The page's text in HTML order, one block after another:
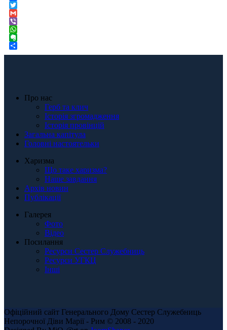
Facebook
Twitter
Gmail
Viber
WhatsApp
Evernote
Share
Про нас
Герб та клич
Історія згромадження
Історія провінцій
Загальна капітула
Головні настоятельки
Харизма
Що таке харизма?
Наше завдання
Архів новин
Публікації
Галерея
Фото
Відео
Посилання
Ресурси Сестер Служебниць
Ресурси УГКЦ
Інші
Офіційний сайт Генерального Дому Сестер Служебниць
Непорочної Діви Марії - Рим © 2008 - 2020